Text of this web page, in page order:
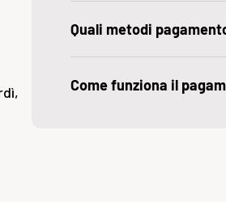
Quali metodi
Come funziona il